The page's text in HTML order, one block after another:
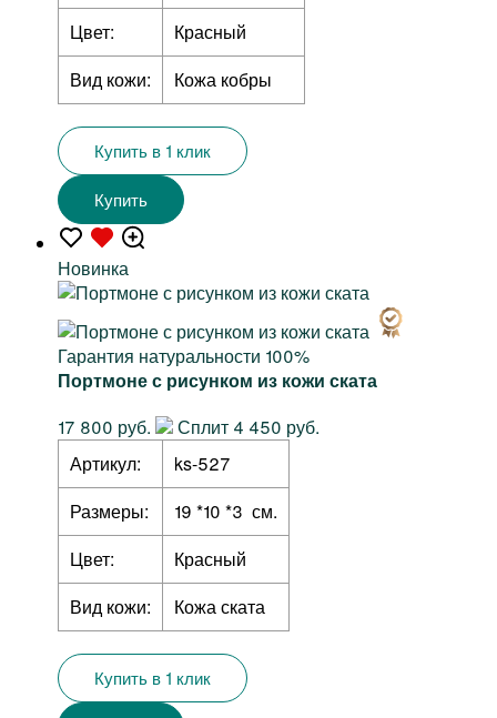
Цвет:
Красный
Вид кожи:
Кожа кобры
Купить в 1 клик
Купить
Новинка
Гарантия натуральности 100%
Портмоне с рисунком из кожи ската
17 800 руб.
Сплит 4 450 руб.
Артикул:
ks-527
Размеры:
19 *10 *3 см.
Цвет:
Красный
Вид кожи:
Кожа ската
Купить в 1 клик